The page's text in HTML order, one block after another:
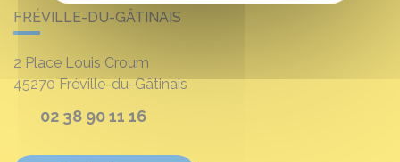
FRÉVILLE-DU-GÂTINAIS
2 Place Louis Croum
45270 Fréville-du-Gâtinais
02 38 90 11 16